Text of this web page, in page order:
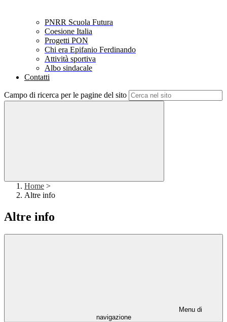
PNRR Scuola Futura
Coesione Italia
Progetti PON
Chi era Epifanio Ferdinando
Attività sportiva
Albo sindacale
Contatti
Campo di ricerca per le pagine del sito
Home >
Altre info
Altre info
Menu di
navigazione